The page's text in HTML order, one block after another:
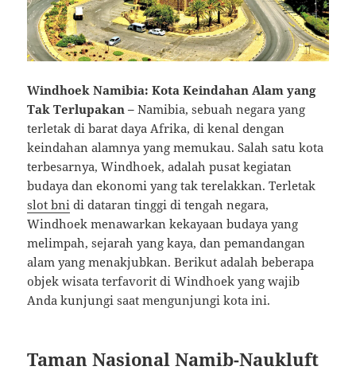
Windhoek Namibia: Kota Keindahan Alam yang
Tak Terlupakan –Namibia, sebuah negara yang
terletak di barat daya Afrika, di kenal dengan
keindahan alamnya yang memukau. Salah satu kota
terbesarnya, Windhoek, adalah pusat kegiatan
budaya dan ekonomi yang tak terelakkan. Terletak
slot bni di dataran tinggi di tengah negara,
Windhoek menawarkan kekayaan budaya yang
melimpah, sejarah yang kaya, dan pemandangan
alam yang menakjubkan. Berikut adalah beberapa
objek wisata terfavorit di Windhoek yang wajib
Anda kunjungi saat mengunjungi kota ini.
Taman Nasional Namib-Naukluft